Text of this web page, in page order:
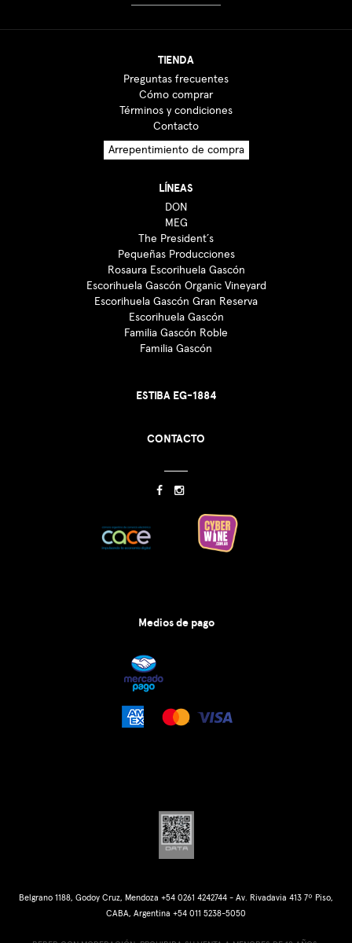
TIENDA
Preguntas frecuentes
Cómo comprar
Términos y condiciones
Contacto
Arrepentimiento de compra
LÍNEAS
DON
MEG
The President´s
Pequeñas Producciones
Rosaura Escorihuela Gascón
Escorihuela Gascón Organic Vineyard
Escorihuela Gascón Gran Reserva
Escorihuela Gascón
Familia Gascón Roble
Familia Gascón
ESTIBA EG-1884
CONTACTO
Medios de pago
Belgrano 1188, Godoy Cruz, Mendoza +54 0261 4242744 - Av. Rivadavia 413 7º Piso,
CABA, Argentina +54 011 5238-5050